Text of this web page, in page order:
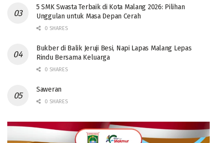
5 SMK Swasta Terbaik di Kota Malang 2026: Pilihan
Unggulan untuk Masa Depan Cerah
0 SHARES
Bukber di Balik Jeruji Besi, Napi Lapas Malang Lepas
Rindu Bersama Keluarga
0 SHARES
Saweran
0 SHARES